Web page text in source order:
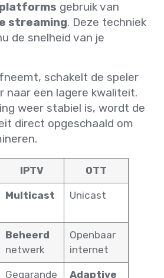
platforms gebruik van
streaming. Deze techniek
de snelheid van je
schakelt de speler
naar een lagere kwaliteit.
weer stabiel is, wordt de
direct opgeschaald om
IPTV OTT
Multicast Unicast
Beheerd
netwerk
Openbaar
internet
Gegarande Adaptive